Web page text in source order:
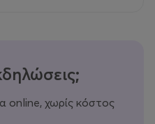
online, χωρίς κόστος